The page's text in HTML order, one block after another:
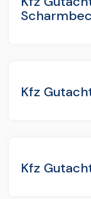
Kfz
Kfz